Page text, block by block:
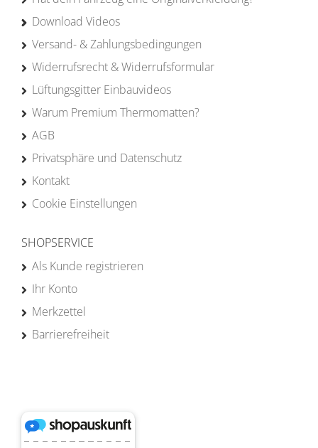
Download Videos
Versand- & Zahlungsbedingungen
Widerrufsrecht & Widerrufsformular
Lüftungsgitter Einbauvideos
Warum Premium Thermomatten?
AGB
Privatsphäre und Datenschutz
Kontakt
Cookie Einstellungen
SHOPSERVICE
Als Kunde registrieren
Ihr Konto
Merkzettel
Barrierefreiheit